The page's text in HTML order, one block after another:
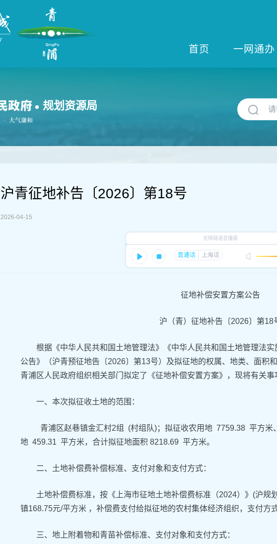
首页 一网通办
规划资源局
沪青征地补告〔2026〕第18号
2026-04-15
征地补偿安置方案公告
沪（青）征地补告〔2026〕第18
根据《中华人民共和国土地管理法》《中华人民共和国土地管理法
公告》（沪青预征地告〔2026〕第13号）及拟征地的权属、地类、面积
青浦区人民政府组织相关部门拟定了《征地补偿安置方案》，现将有关事
一、本次拟征收土地的范围：
青浦区赵巷镇金汇村2组 (村组队)；拟征收农用地 7759.38 平方米
地 459.31 平方米，合计拟征地面积 8218.69 平方米。
二、土地补偿费补偿标准、支付对象和支付方式：
土地补偿费标准，按《上海市征地土地补偿费标准（2024）》(沪规
镇168.75元/平方米 ，补偿费支付给拟征地的农村集体经济组织，支付方
三、地上附着物和青苗补偿标准、支付对象和支付方式：